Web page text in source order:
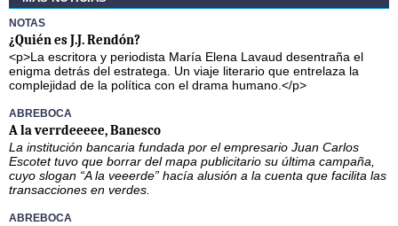
NOTAS
¿Quién es J.J. Rendón?
<p>La escritora y periodista María Elena Lavaud desentraña el
enigma detrás del estratega. Un viaje literario que entrelaza la
complejidad de la política con el drama humano.</p>
ABREBOCA
A la verrdeeeee, Banesco
La institución bancaria fundada por el empresario Juan Carlos
Escotet tuvo que borrar del mapa publicitario su última campaña,
cuyo slogan “A la veeerde” hacía alusión a la cuenta que facilita las
transacciones en verdes.
ABREBOCA